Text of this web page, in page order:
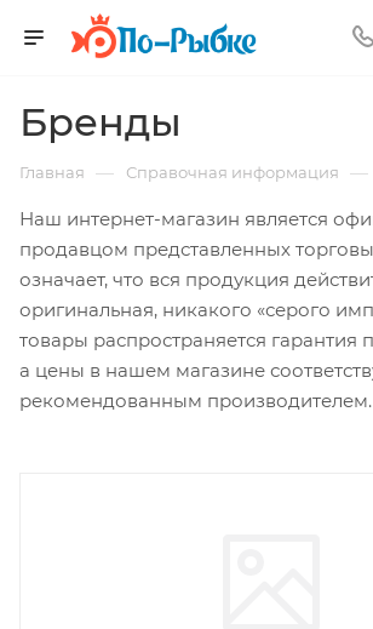
Бренды
Главная — Справочная информация —
Наш интернет-магазин является
продавцом представленных
означает, что вся продукция
оригинальная, никакого «серого
товары распространяется гарантия
а цены в нашем магазине
рекомендованным производителем.